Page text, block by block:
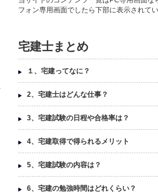
フォン専用画面でしたら下部に表示されてい
宅建士まとめ
１、宅建ってなに？
2、宅建士はどんな仕事？
3、宅建試験の日程や合格率は？
4、宅建取得で得られるメリット
5、宅建試験の内容は？
6、宅建の勉強時間はどれくらい？